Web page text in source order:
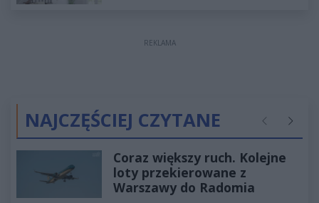
REKLAMA
NAJCZĘŚCIEJ CZYTANE Poprzednie
Coraz większy ruch. Kolejne
loty przekierowane z
Warszawy do Radomia